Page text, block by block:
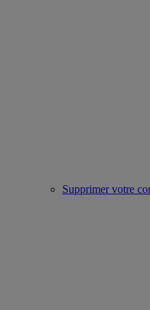
Supprimer votre